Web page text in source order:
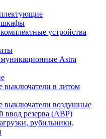
шкафы
устройства
Astra
выключатели в литом
выключатели воздушные
ввод резерва (АВР)
рубильники,